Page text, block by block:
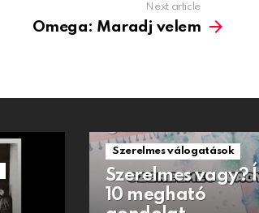
Next article
Omega: Maradj velem
Szerelmes válogatások
Szerelmes vagy?
10 megható